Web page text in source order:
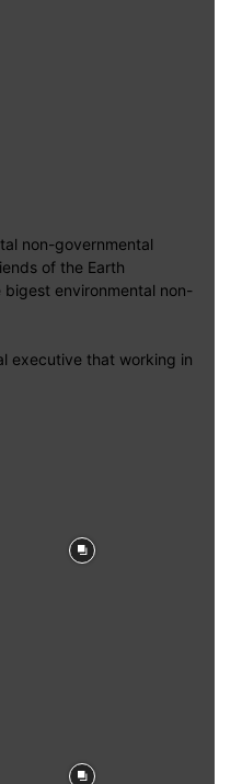
non-governmental
of the Earth
bigest environmental non-
executive that working in